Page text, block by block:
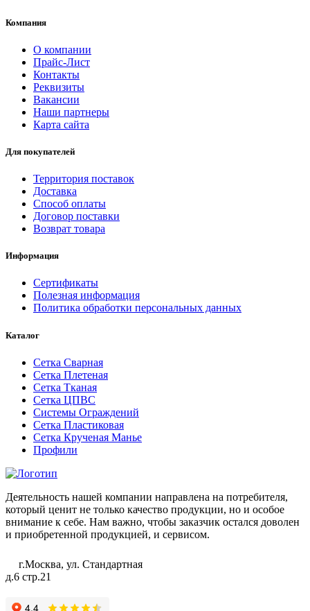
Компания
О компании
Прайс-Лист
Контакты
Реквизиты
Вакансии
Наши партнеры
Карта сайта
Для покупателей
Территория поставок
Доставка
Способ оплаты
Договор поставки
Возврат товара
Информация
Сертификаты
Полезная информация
Политика обработки персональных данных
Каталог
Сетка Сварная
Сетка Плетеная
Сетка Тканая
Сетка ЦПВС
Системы Ограждений
Сетка Пластиковая
Сетка Крученая Манье
Профили
Деятельность нашей компании направлена на потребителя,
который ценит не только качество продукции, но и особое
внимание к себе. Нам важно, чтобы заказчик остался доволен
и приобретенной продукцией, и сервисом.
г.Москва, ул. Стандартная
д.6 стр.21